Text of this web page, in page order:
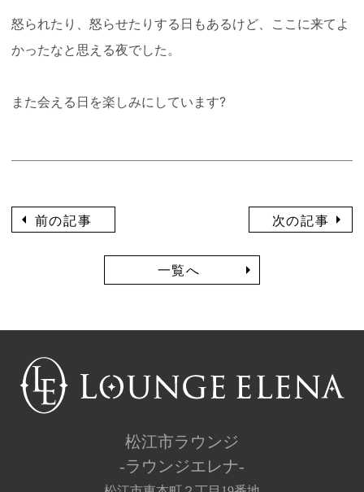
怒られたり、怒らせたりする日もあるけど、ここに来てよ
かったなと思える夜でした。
また会える日を楽しみにしています?
前の記事 次の記事
一覧へ
松江市ラウンジ
-ラウンジエレナ-